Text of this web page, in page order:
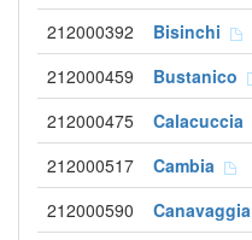
212000392 Bisinchi
212000459 Bustanico
212000475 Calacuccia
212000517 Cambia
212000590 Canavaggia